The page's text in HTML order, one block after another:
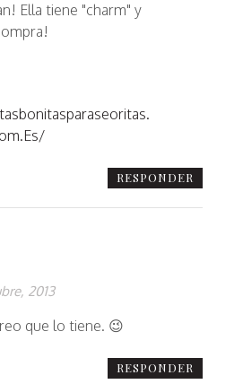
Ella tiene "charm" y
RESPONDER
2013
que lo tiene. 😉
RESPONDER